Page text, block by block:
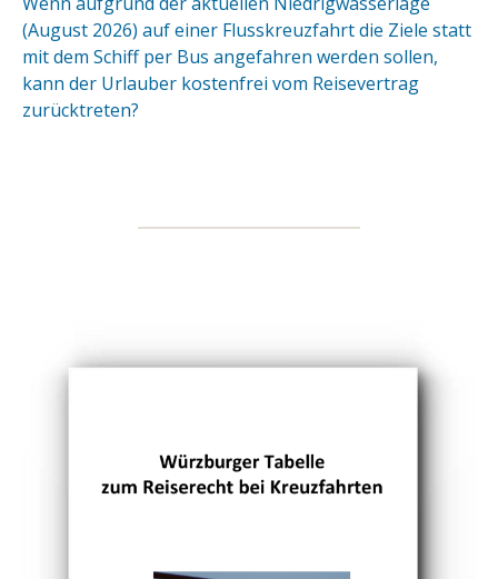
(August 2026) auf einer Flusskreuzfahrt die Ziele statt
mit dem Schiff per Bus angefahren werden sollen,
kann der Urlauber kostenfrei vom Reisevertrag
zurücktreten?